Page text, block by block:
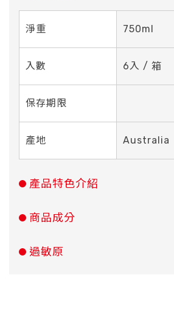
淨重 750ml
入數 6入 / 箱
保存期限
產地 Australia
產品特色介紹
商品成分
過敏原